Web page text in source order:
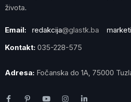
života.
Email: redakcija@glastk.ba
Kontakt: 035-228-575
Adresa: Fočanska do 1A, 75000